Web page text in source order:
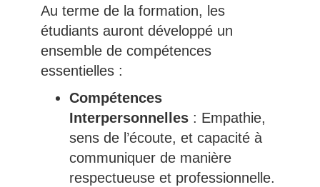
Au terme de la formation, les
étudiants auront développé un
ensemble de compétences
essentielles :
Compétences
Interpersonnelles: Empathie,
sens de l’écoute, et capacité à
communiquer de manière
respectueuse et professionnelle.